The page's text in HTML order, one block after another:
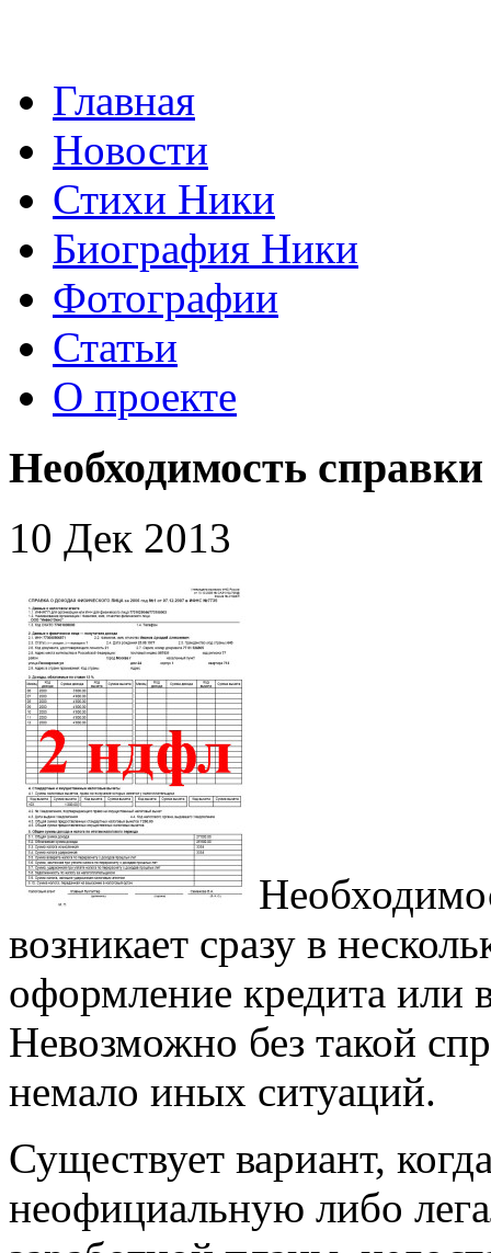
Главная
Новости
Стихи Ники
Биография Ники
Фотографии
Статьи
О проекте
Необходимость
10 Дек 2013
возникает сразу в
оформление кредита или
Невозможно без такой
немало иных ситуаций.
Существует вариант,
неофициальную либо